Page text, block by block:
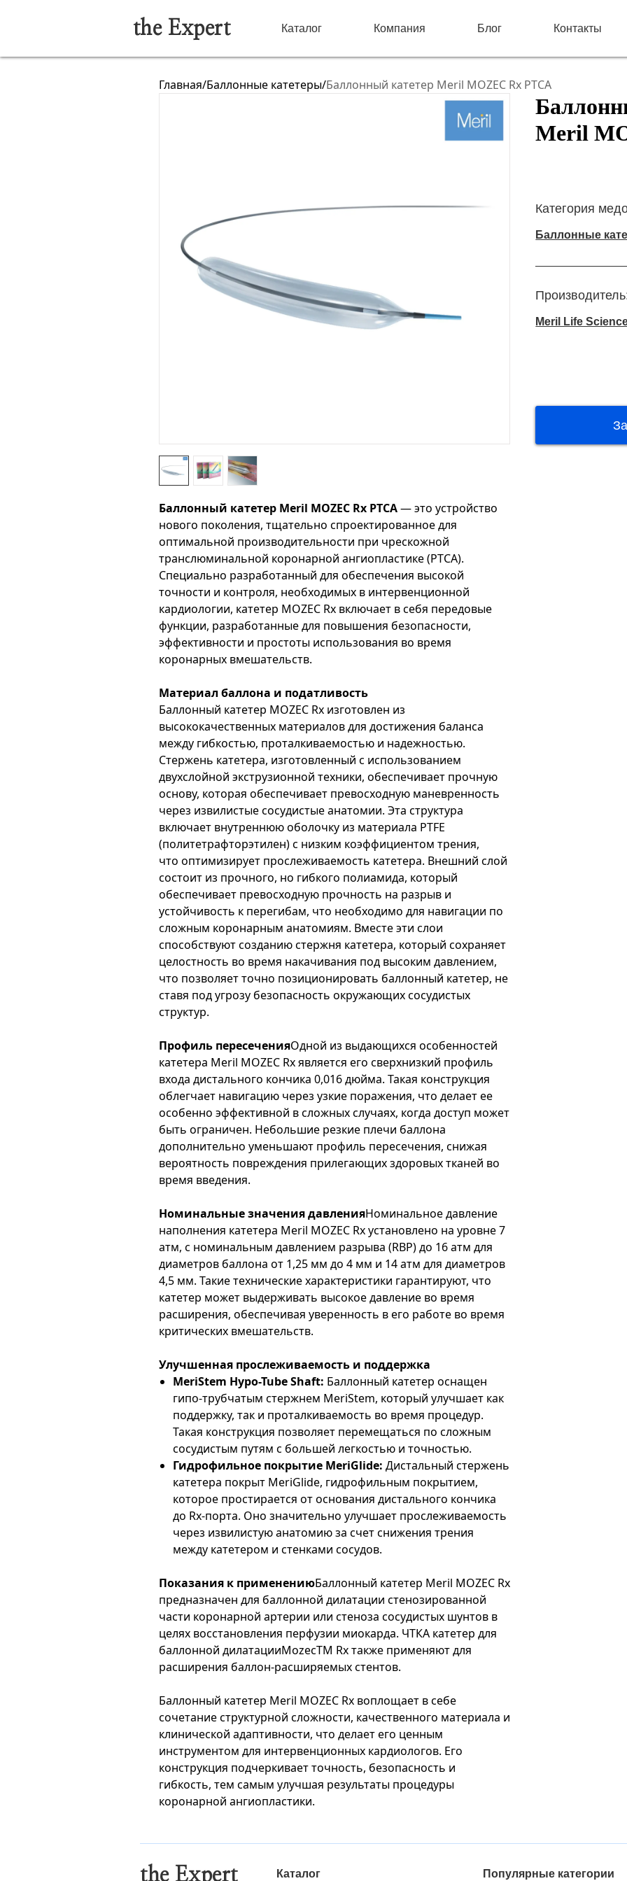
the Expert Каталог Компания Блог Контакты
Главная/Баллонные катетеры/Баллонный катетер Meril MOZEC Rx PTCA
Meril
Категория
Баллонные
Meril Life
Баллонный катетер Meril MOZEC Rx PTCA— это устройство
нового поколения, тщательно спроектированное для
оптимальной производительности при чрескожной
транслюминальной коронарной ангиопластике (PTCA).
Специально разработанный для обеспечения высокой
точности и контроля, необходимых в интервенционной
кардиологии, катетер MOZEC Rx включает в себя передовые
функции, разработанные для повышения безопасности,
эффективности и простоты использования во время
коронарных вмешательств.
Материал баллона и податливость
Баллонный катетер MOZEC Rx изготовлен из
высококачественных материалов для достижения баланса
между гибкостью, проталкиваемостью и надежностью.
Стержень катетера, изготовленный с использованием
двухслойной экструзионной техники, обеспечивает прочную
основу, которая обеспечивает превосходную маневренность
через извилистые сосудистые анатомии. Эта структура
включает внутреннюю оболочку из материала PTFE
(политетрафторэтилен) с низким коэффициентом трения,
что оптимизирует прослеживаемость катетера. Внешний слой
состоит из прочного, но гибкого полиамида, который
обеспечивает превосходную прочность на разрыв и
устойчивость к перегибам, что необходимо для навигации по
сложным коронарным анатомиям. Вместе эти слои
способствуют созданию стержня катетера, который сохраняет
целостность во время накачивания под высоким давлением,
что позволяет точно позиционировать баллонный катетер, не
ставя под угрозу безопасность окружающих сосудистых
структур.
Профиль пересеченияОдной из выдающихся особенностей
катетера Meril MOZEC Rx является его сверхнизкий профиль
входа дистального кончика 0,016 дюйма. Такая конструкция
облегчает навигацию через узкие поражения, что делает ее
особенно эффективной в сложных случаях, когда доступ может
быть ограничен. Небольшие резкие плечи баллона
дополнительно уменьшают профиль пересечения, снижая
вероятность повреждения прилегающих здоровых тканей во
время введения.
Номинальные значения давленияНоминальное давление
наполнения катетера Meril MOZEC Rx установлено на уровне 7
атм, с номинальным давлением разрыва (RBP) до 16 атм для
диаметров баллона от 1,25 мм до 4 мм и 14 атм для диаметров
4,5 мм. Такие технические характеристики гарантируют, что
катетер может выдерживать высокое давление во время
расширения, обеспечивая уверенность в его работе во время
критических вмешательств.
Улучшенная прослеживаемость и поддержка
MeriStem Hypo-Tube Shaft: Баллонный катетер оснащен
гипо-трубчатым стержнем MeriStem, который улучшает как
поддержку, так и проталкиваемость во время процедур.
Такая конструкция позволяет перемещаться по сложным
сосудистым путям с большей легкостью и точностью.
Гидрофильное покрытие MeriGlide: Дистальный стержень
катетера покрыт MeriGlide, гидрофильным покрытием,
которое простирается от основания дистального кончика
до Rx-порта. Оно значительно улучшает прослеживаемость
через извилистую анатомию за счет снижения трения
между катетером и стенками сосудов.
Показания к применениюБаллонный катетер Meril MOZEC Rx
предназначен для баллонной дилатации стенозированной
части коронарной артерии или стеноза сосудистых шунтов в
целях восстановления перфузии миокарда. ЧТКА катетер для
баллонной дилатацииMozecTM Rx также применяют для
расширения баллон-расширяемых стентов.
Баллонный катетер Meril MOZEC Rx воплощает в себе
сочетание структурной сложности, качественного материала и
клинической адаптивности, что делает его ценным
инструментом для интервенционных кардиологов. Его
конструкция подчеркивает точность, безопасность и
гибкость, тем самым улучшая результаты процедуры
коронарной ангиопластики.
the Expert Каталог Популярные категории